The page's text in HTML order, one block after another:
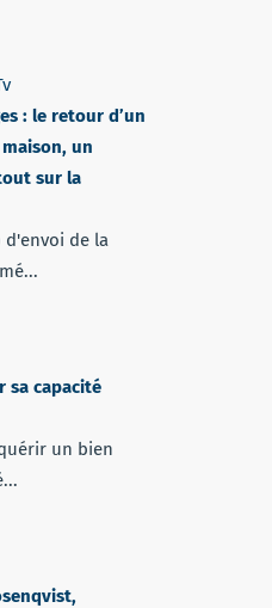
: le retour d’un
un
sur la
d'envoi de la
sa capacité
un bien